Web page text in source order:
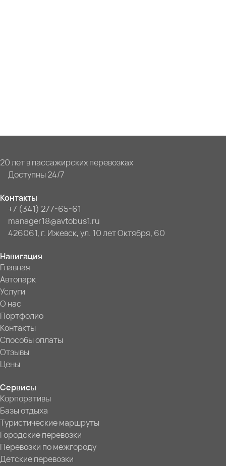
20 лет в пассажирских перевозках
Доступны 24/7
Контакты
+7 (341) 277-65-61
manager18@avtobus1.ru
426061, г. Ижевск, ул. 10 лет Октября, 60
Навигация
Главная
Автопарк
Услуги
О нас
Портфолио
Контакты
Способы оплаты
Отзывы
Цены
Сервисы
Корпоративы
Базы отдыха
Туристические маршруты
Городские перевозки
Перевозки по межгороду
Детские перевозки